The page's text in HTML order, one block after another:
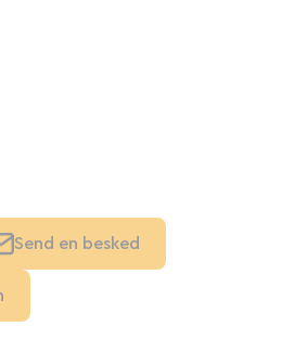
Send en besked